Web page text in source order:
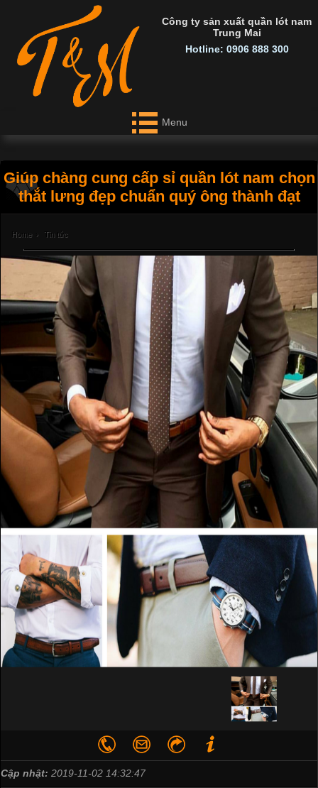
Công ty sản xuất quần lót nam
Trung Mai
Hotline: 0906 888 300
Menu
Giúp chàng cung cấp sỉ quần lót nam chọn
thắt lưng đẹp chuẩn quý ông thành đạt
Home › Tin tức
Cập nhật: 2019-11-02 14:32:47